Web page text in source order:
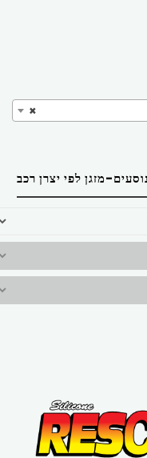
×
מזגן לפי יצרן רכב